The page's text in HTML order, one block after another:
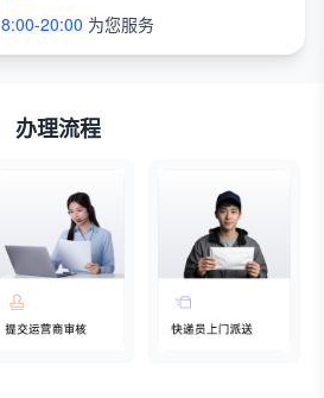
8:00-20:00 为您服务
办理流程